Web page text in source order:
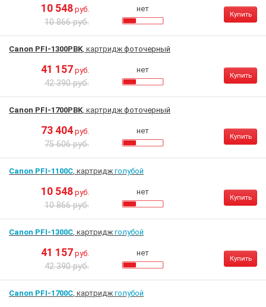
10 548 руб.
10 866 руб.
нет
Купить
Canon PFI-1300PBK, картридж фоточерный
41 157 руб.
42 390 руб.
нет
Купить
Canon PFI-1700PBK, картридж фоточерный
73 404 руб.
75 606 руб.
нет
Купить
Canon PFI-1100C, картридж голубой
10 548 руб.
10 866 руб.
нет
Купить
Canon PFI-1300C, картридж голубой
41 157 руб.
42 390 руб.
нет
Купить
Canon PFI-1700C, картридж голубой